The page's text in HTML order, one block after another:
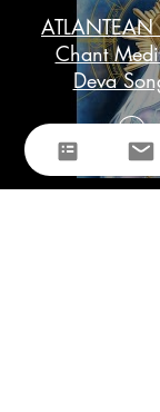
ATLANTEAN
Chant
Deva